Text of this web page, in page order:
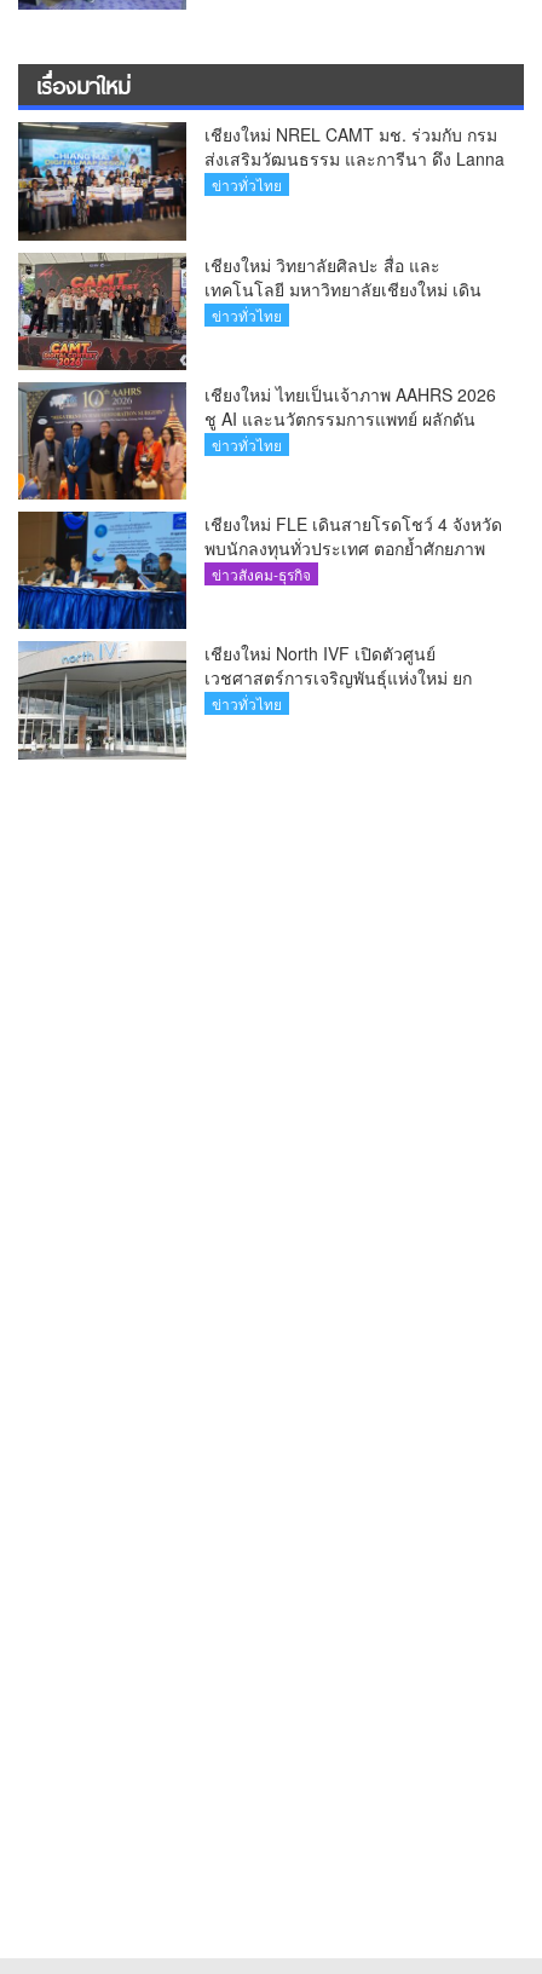
เรื่องมาใหม่
เชียงใหม่ NREL CAMT มช. ร่วมกับ กรม
ส่งเสริมวัฒนธรรม และการีนา ดึง Lanna
Soft Power สู่ Free Fire Craftland หนุน
ข่าวทั่วไทย
เชียงใหม่ วิทยาลัยศิลปะ สื่อ และ
เทคโนโลยี มหาวิทยาลัยเชียงใหม่ เดิน
หน้าสร้างแรงบันดาลใจจัดกิจกรรม
ข่าวทั่วไทย
เชียงใหม่ ไทยเป็นเจ้าภาพ AAHRS 2026
ชู AI และนวัตกรรมการแพทย์ ผลักดัน
Medical Hub และศูนย์กลางปลูกผมแห่ง
ข่าวทั่วไทย
เชียงใหม่ FLE เดินสายโรดโชว์ 4 จังหวัด
พบนักลงทุนทั่วประเทศ ตอกย้ำศักยภาพ
ผู้นำธุรกิจระบบน้ำครบวงจร(คลิป)
ข่าวสังคม-ธุรกิจ
เชียงใหม่ North IVF เปิดตัวศูนย์
เวชศาสตร์การเจริญพันธุ์แห่งใหม่ ยก
ระดับเชียงใหม่สู่ ศูนย์กลางการรักษาผู้มี
ข่าวทั่วไทย